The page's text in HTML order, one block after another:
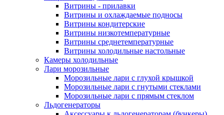
Витрины - прилавки
Витрины и охлаждаемые подносы
Витрины кондитерские
Витрины низкотемпературные
Витрины среднетемпературные
Витрины холодильные настольные
Камеры холодильные
Лари морозильные
Морозильные лари с глухой крышкой
Морозильные лари с гнутыми стеклами
Морозильные лари с прямым стеклом
Льдогенераторы